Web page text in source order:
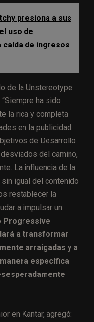
presiona a sus
uso de
de ingresos
de la Unstereotype
ha sido
la rica y completa
en la publicidad.
de Desarrollo
del camino,
La influencia de la
igual del contenido
restablecer la
a impulsar un
Progressive
a transformar
arraigadas y a
específica
en Kantar, agregó: